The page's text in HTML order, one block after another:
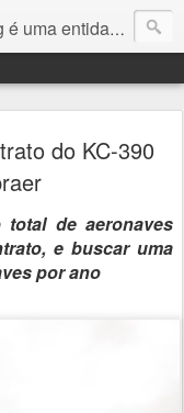
Defesa. Não somos jornalistas e nem este é um blog jornalístico.
do KC-390
de aeronaves
e buscar uma
por ano